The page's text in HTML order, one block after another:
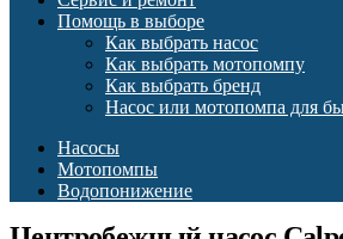
Помощь в выборе
Как выбрать насос
Как выбрать мотопомпу
Как выбрать бренд
Насос или мотопомпа для
Насосы
Мотопомпы
Водопонижение